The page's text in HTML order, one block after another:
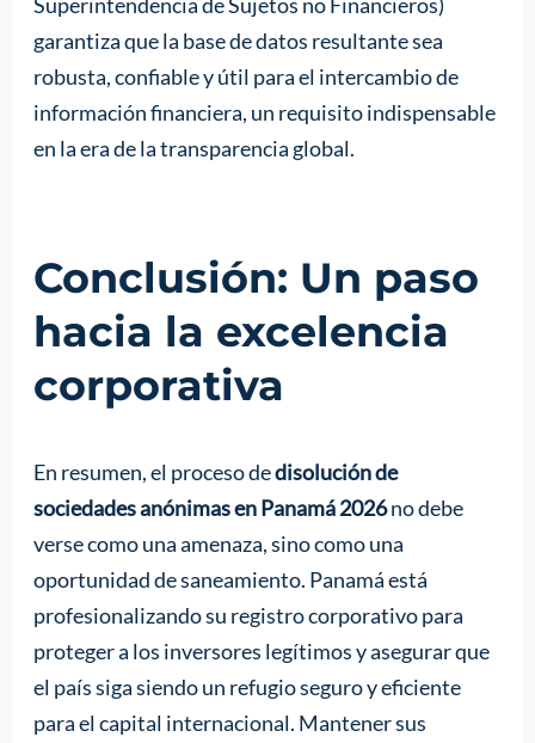
garantiza que la base de datos resultante sea
robusta, confiable y útil para el intercambio de
información financiera, un requisito indispensable
en la era de la transparencia global.
Conclusión: Un paso
hacia la excelencia
corporativa
En resumen, el proceso dedisolución de
sociedades anónimas en Panamá 2026no debe
verse como una amenaza, sino como una
oportunidad de saneamiento. Panamá está
profesionalizando su registro corporativo para
proteger a los inversores legítimos y asegurar que
el país siga siendo un refugio seguro y eficiente
para el capital internacional. Mantener sus